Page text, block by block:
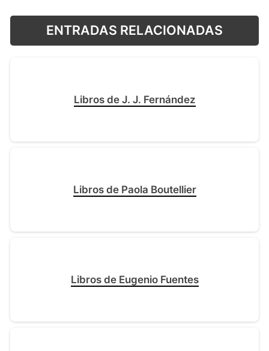
ENTRADAS RELACIONADAS
Libros de J. J. Fernández
Libros de Paola Boutellier
Libros de Eugenio Fuentes